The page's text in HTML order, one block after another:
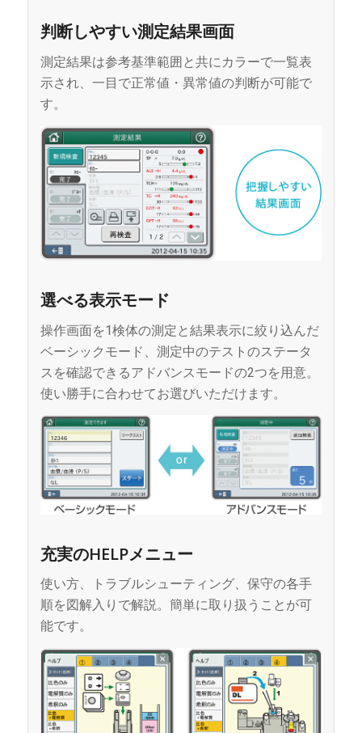
判断しやすい測定結果画面
測定結果は参考基準範囲と共にカラーで一覧表
示され、一目で正常値・異常値の判断が可能で
す。
選べる表示モード
操作画面を1検体の測定と結果表示に絞り込んだ
ベーシックモード、測定中のテストのステータ
スを確認できるアドバンスモードの2つを用意。
使い勝手に合わせてお選びいただけます。
充実のHELPメニュー
使い方、トラブルシューティング、保守の各手
順を図解入りで解説。簡単に取り扱うことが可
能です。